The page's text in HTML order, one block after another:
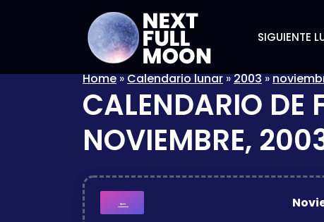
SIGUIENTE
Home»Calendario lunar»2003»
CALENDARIO DE
NOVIEMBRE,
←